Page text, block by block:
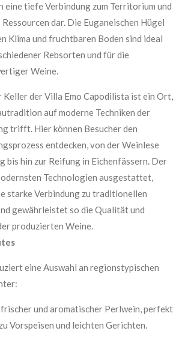
eine tiefe Verbindung zum Territorium und
dar. Die Euganeischen Hügel
Klima und fruchtbaren Boden sind ideal
Rebsorten und für die
Weine.
der Villa Emo Capodilista ist ein Ort,
auf moderne Techniken der
trifft. Hier können Besucher den
entdecken, von der Weinlese
bis hin zur Reifung in Eichenfässern. Der
Technologien ausgestattet,
starke Verbindung zu traditionellen
gewährleistet so die Qualität und
produzierten Weine.
eine Auswahl an regionstypischen
frischer und aromatischer Perlwein, perfekt
Vorspeisen und leichten Gerichten.